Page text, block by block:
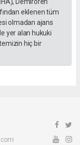
eklenen tüm
olmadan ajans
yer alan hukuki
hiç bir